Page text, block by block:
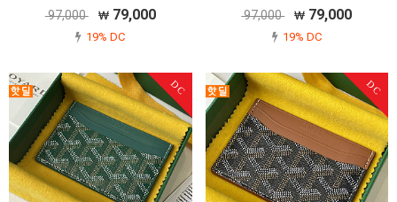
로7cm색상 :그레이소재 :캔버스 앤카프스
장 최소화된 공장입니다.고야드에서 많이
97,000 79,000
19% DC
로7cm색상 :옐로우소재 :캔버스 앤카프스
장 최소화된 공장입니다.고야드에서 많이
97,000 79,000
19% DC
DC DC